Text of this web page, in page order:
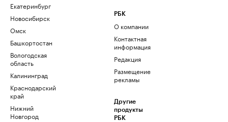
Екатеринбург
Новосибирск
Омск
Башкортостан
Вологодская
область
Калининград
Краснодарский
край
Нижний
Новгород
РБК
О компании
Контактная
информация
Редакция
Размещение
рекламы
Другие
продукты
РБК